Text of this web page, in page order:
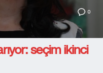
0
seçim ikinci